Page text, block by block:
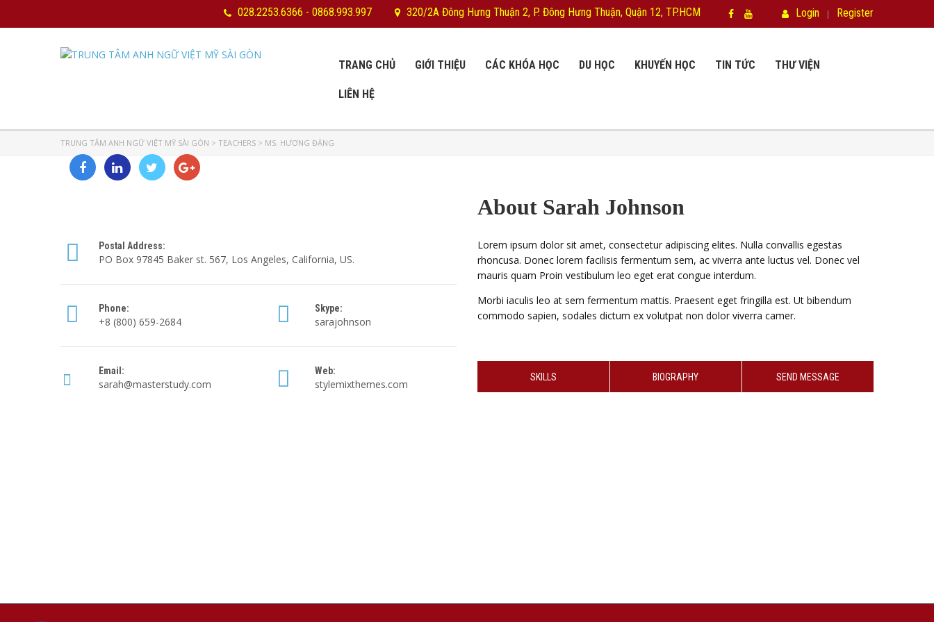
Login Register
320/2A Đông Hưng Thuận 2, P. Đông Hưng Thuận, Quận 12, TP.HCM
028.2253.6366 - 0868.993.997
TRANG CHỦ GIỚI THIỆU CÁC KHÓA HỌC DU HỌC KHUYẾN HỌC TIN TỨC THƯ VIỆN
LIÊN HỆ
TRUNG TÂM ANH NGỮ VIỆT MỸ SÀI GÒN > TEACHERS > MS. HƯƠNG ĐẶNG
Postal Address:
PO Box 97845 Baker st. 567, Los Angeles, California, US.
Phone:
+8 (800) 659-2684
Skype:
sarajohnson
Email:
sarah@masterstudy.com
Web:
stylemixthemes.com
About Sarah Johnson
Lorem ipsum dolor sit amet, consectetur adipiscing elites. Nulla convallis egestas
rhoncusa. Donec lorem facilisis fermentum sem, ac viverra ante luctus vel. Donec vel
mauris quam Proin vestibulum leo eget erat congue interdum.
Morbi iaculis leo at sem fermentum mattis. Praesent eget fringilla est. Ut bibendum
commodo sapien, sodales dictum ex volutpat non dolor viverra camer.
SKILLS BIOGRAPHY SEND MESSAGE